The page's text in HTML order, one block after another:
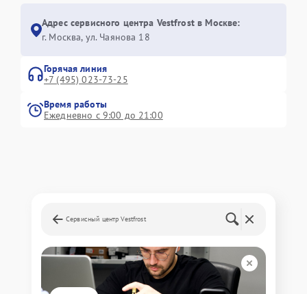
Адрес сервисного центра Vestfrost в Москве:
г. Москва, ул. Чаянова 18
Горячая линия
+7 (495) 023-73-25
Время работы
Ежедневно с 9:00 до 21:00
Сервисный центр Vestfrost